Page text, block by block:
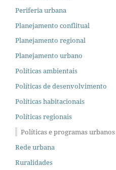
Periferia urbana
Planejamento conflitual
Planejamento regional
Planejamento urbano
Políticas ambientais
Políticas de desenvolvimento
Políticas habitacionais
Políticas regionais
Políticas e programas urbanos
Rede urbana
Ruralidades